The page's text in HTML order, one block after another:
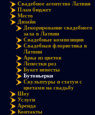
Свадебное агентство Латвия
План бюджет
Место
Дизайн
Декорирование свадебного
зала в Латвии
Свадебные композиции
Свадебная флористика в
Латвии
Арка из цветов
Лепестки роз
Букет невесты
Бутоньерки
Скульптуры и статуи с
цветами на свадьбу
Шоу
Услуги
Аренда
Контакты